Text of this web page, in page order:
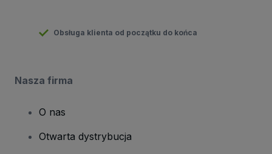
Obsługa klienta od początku do końca
Nasza firma
O nas
Otwarta dystrybucja